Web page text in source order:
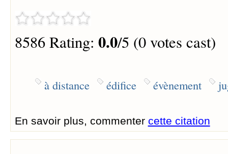
8586 Rating: 0.0/5 (0 votes cast)
à distance édifice évènement
En savoir plus, commenter cette citation